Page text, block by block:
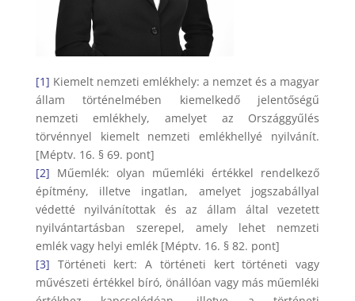
[1] Kiemelt nemzeti emlékhely: a nemzet és a magyar
állam történelmében kiemelkedő jelentőségű
nemzeti emlékhely, amelyet az Országgyűlés
törvénnyel kiemelt nemzeti emlékhellyé nyilvánít.
[Méptv. 16. § 69. pont]
[2] Műemlék: olyan műemléki értékkel rendelkező
építmény, illetve ingatlan, amelyet jogszabállyal
védetté nyilvánítottak és az állam által vezetett
nyilvántartásban szerepel, amely lehet nemzeti
emlék vagy helyi emlék [Méptv. 16. § 82. pont]
[3] Történeti kert: A történeti kert történeti vagy
művészeti értékkel bíró, önállóan vagy más műemléki